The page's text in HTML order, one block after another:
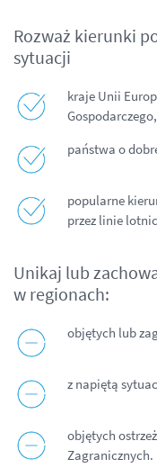
Rozważ kierunki
sytuacji
kraje Unii
Gospodarczego,
państwa o
popularne
przez linie
Unikaj lub
w regionach:
objętych lub
z napiętą
objętych
Zagranicznych.